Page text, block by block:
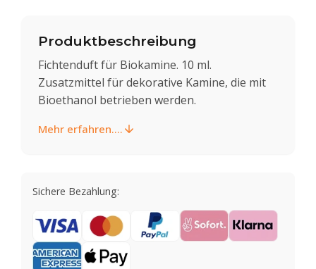
Produktbeschreibung
Fichtenduft für Biokamine. 10 ml.
Zusatzmittel für dekorative Kamine, die mit
Bioethanol betrieben werden.
Mehr erfahren....
Sichere Bezahlung: